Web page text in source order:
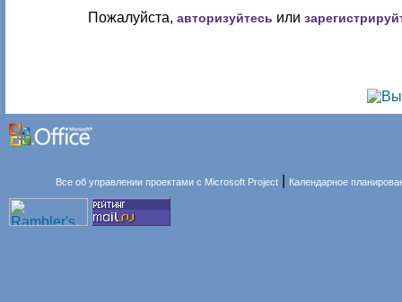
Пожалуйста, авторизуйтесь или
Все об управлении проектами с Microsoft Project Календарное